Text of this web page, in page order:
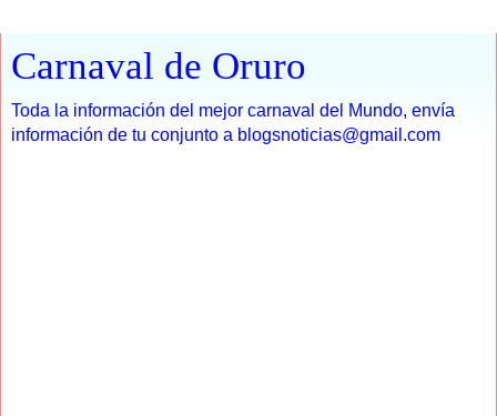
Carnaval de Oruro
Toda la información del mejor carnaval del Mundo, envía
información de tu conjunto a blogsnoticias@gmail.com